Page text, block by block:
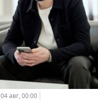
04 авг, 00:00